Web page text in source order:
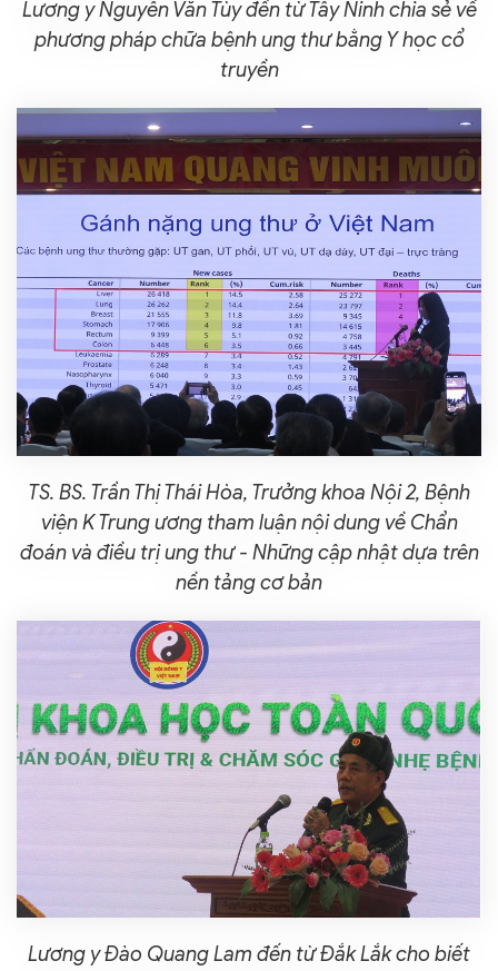
Lương y Nguyễn Văn Tùy đến từ Tây Ninh chia sẻ về
phương pháp chữa bệnh ung thư bằng Y học cổ
truyền
TS. BS. Trần Thị Thái Hòa, Trưởng khoa Nội 2, Bệnh
viện K Trung ương tham luận nội dung về Chẩn
đoán và điều trị ung thư - Những cập nhật dựa trên
nền tảng cơ bản
Lương y Đào Quang Lam đến từ Đắk Lắk cho biết